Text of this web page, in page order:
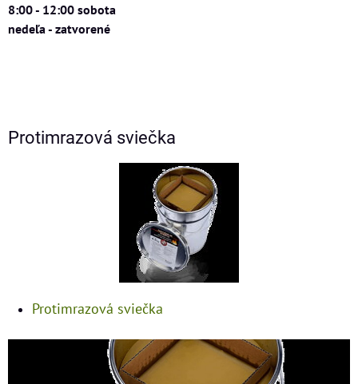
8:00 - 12:00 sobota
nedeľa - zatvorené
Protimrazová sviečka
Protimrazová sviečka